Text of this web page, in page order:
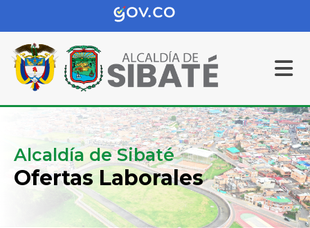
Alcaldía de Sibaté
Ofertas Laborales